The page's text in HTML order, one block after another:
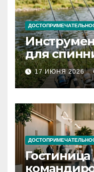
для
рыбалки:
типы
17 ИЮНЯ 2026